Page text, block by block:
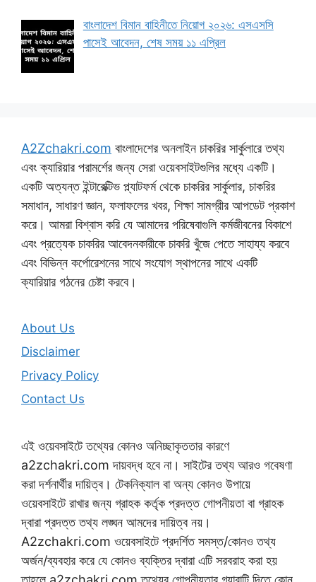
বাংলাদেশ বিমান বাহিনীতে নিয়োগ ২০২৬: এসএসসি
পাসেই আবেদন, শেষ সময় ১১ এপ্রিল
A2Zchakri.com বাংলাদেশের অনলাইন চাকরির সার্কুলারে তথ্য
এবং ক্যারিয়ার পরামর্শের জন্য সেরা ওয়েবসাইটগুলির মধ্যে একটি।
একটি অত্যন্ত ইন্টারেক্টিভ প্ল্যাটফর্ম থেকে চাকরির সার্কুলার, চাকরির
সমাধান, সাধারণ জ্ঞান, ফলাফলের খবর, শিক্ষা সামগ্রীর আপডেট প্রকাশ
করে। আমরা বিশ্বাস করি যে আমাদের পরিষেবাগুলি কর্মজীবনের বিকাশে
এবং প্রত্যেক চাকরির আবেদনকারীকে চাকরি খুঁজে পেতে সাহায্য করবে
এবং বিভিন্ন কর্পোরেশনের সাথে সংযোগ স্থাপনের সাথে একটি
ক্যারিয়ার গঠনের চেষ্টা করবে।
About Us
Disclaimer
Privacy Policy
Contact Us
এই ওয়েবসাইটে তথ্যের কোনও অনিচ্ছাকৃততার কারণে
a2zchakri.com দায়বদ্ধ হবে না। সাইটের তথ্য আরও গবেষণা
করা দর্শনার্থীর দায়িত্ব। টেকনিক্যাল বা অন্য কোনও উপায়ে
ওয়েবসাইটে রাখার জন্য গ্রাহক কর্তৃক প্রদত্ত গোপনীয়তা বা গ্রাহক
দ্বারা প্রদত্ত তথ্য লঙ্ঘন আমদের দায়িত্ব নয়।
A2zchakri.com ওয়েবসাইটে প্রদর্শিত সমস্ত/কোনও তথ্য
অর্জন/ব্যবহার করে যে কোনও ব্যক্তির দ্বারা এটি সরবরাহ করা হয়